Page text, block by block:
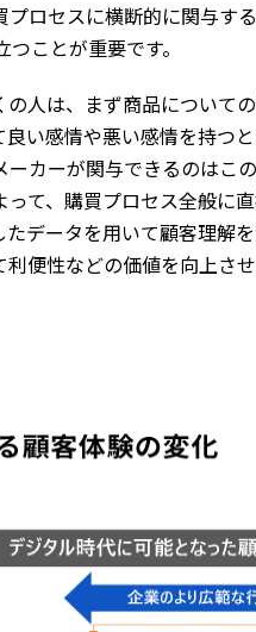
ロセスに横断的に関与す
ことが重要です。
人は、まず商品について
い感情や悪い感情を持つ
カーが関与できるのはこ
て、購買プロセス全般に
データを用いて顧客理解
便性などの価値を向上さ